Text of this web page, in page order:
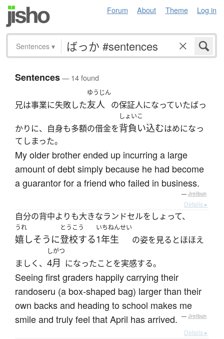
Forum About Theme Log in
Sentences ▾
Sentences— 14 found
兄は事業に失敗した
ゆうじん
友人 の保証人になっていたばっ
かりに、自身も多額の借金を
しょいこ
背負い込むはめになっ
てしまった。
My older brother ended up incurring a large
amount of debt simply because he had become
a guarantor for a friend who failed in business.
— Jreibun
Details ▸
自分の背中よりも大きなランドセルをしょって、
うれ
嬉しそうに
とうこう
登校する
いちねんせい
1年生 の姿を見るとほほえ
ましく、
しがつ
4月 になったことを実感する。
Seeing first graders happily carrying their
randoseru (a box-shaped bag) larger than their
own backs and heading to school makes me
smile and truly feel that April has arrived.
— Jreibun
Details ▸